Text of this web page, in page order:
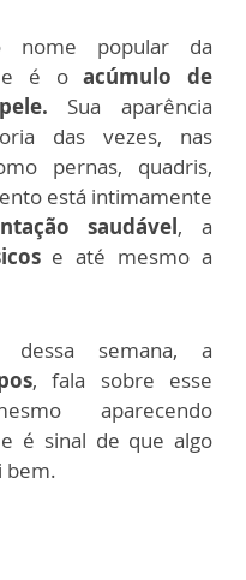
popular da
é oacúmulo de
Sua aparência
das vezes, nas
pernas, quadris,
está intimamente
saudável, a
e até mesmo a
dessa semana, a
, fala sobre esse
aparecendo
é sinal de que algo
bem.